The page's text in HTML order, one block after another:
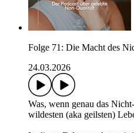
Folge 71: Die Macht des
24.03.2026
Was, wenn genau das
wildesten (aka geilsten)